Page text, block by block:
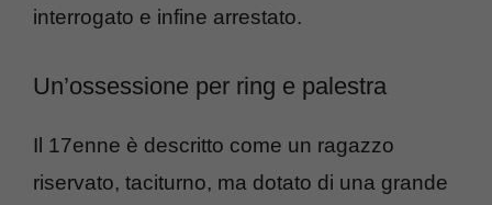
interrogato e infine arrestato.
Un’ossessione per ring e palestra
Il 17enne è descritto come un ragazzo
riservato, taciturno, ma dotato di una grande